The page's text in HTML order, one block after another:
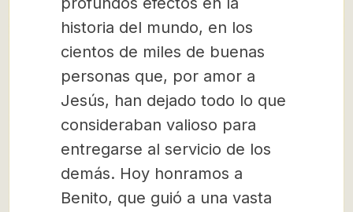
historia del mundo, en los
cientos de miles de buenas
personas que, por amor a
Jesús, han dejado todo lo que
consideraban valioso para
entregarse al servicio de los
demás. Hoy honramos a
Benito, que guió a una vasta